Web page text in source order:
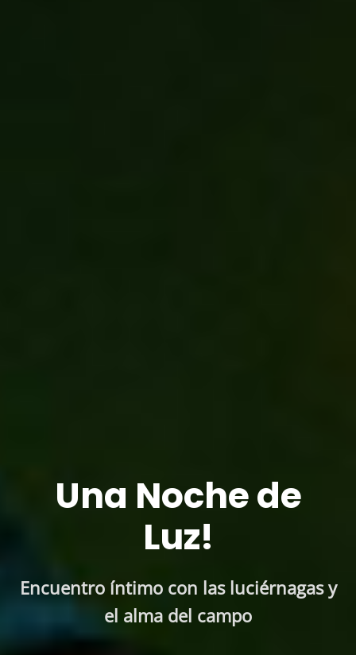
Una Noche de
Luz!
Encuentro íntimo con las luciérnagas y
el alma del campo